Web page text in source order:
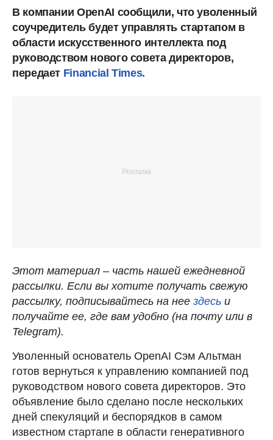
В компании OpenAI сообщили, что уволенный
соучредитель будет управлять стартапом в
области искусственного интеллекта под
руководством нового совета директоров,
передает Financial Times.
Этот материал – часть нашей ежедневной
рассылки. Если вы хотите получать свежую
рассылку, подписывайтесь на нее здесь и
получайте ее, где вам удобно (на почту или в
Telegram).
Уволенный основатель OpenAI Сэм Альтман
готов вернуться к управлению компанией под
руководством нового совета директоров. Это
объявление было сделано после нескольких
дней спекуляций и беспорядков в самом
известном стартапе в области генеративного